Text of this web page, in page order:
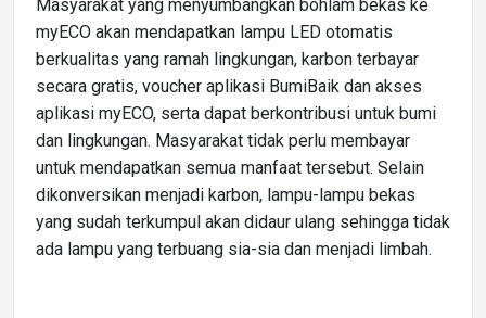
Masyarakat yang menyumbangkan bohlam bekas ke
myECO akan mendapatkan lampu LED otomatis
berkualitas yang ramah lingkungan, karbon terbayar
secara gratis, voucher aplikasi BumiBaik dan akses
aplikasi myECO, serta dapat berkontribusi untuk bumi
dan lingkungan. Masyarakat tidak perlu membayar
untuk mendapatkan semua manfaat tersebut. Selain
dikonversikan menjadi karbon, lampu-lampu bekas
yang sudah terkumpul akan didaur ulang sehingga tidak
ada lampu yang terbuang sia-sia dan menjadi limbah.